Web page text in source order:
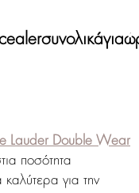
συνολικάγια
Lauder Double Wear
ποσότητα
για την